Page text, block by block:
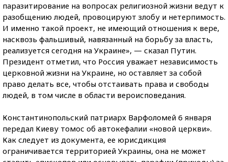
паразитирование на вопросах религиозной жизни ведут к
разобщению людей, провоцируют злобу и нетерпимость.
И именно такой проект, не имеющий отношения к вере,
насквозь фальшивый, навязанный на борьбу за власть,
реализуется сегодня на Украине», — сказал Путин.
Президент отметил, что Россия уважает независимость
церковной жизни на Украине, но оставляет за собой
право делать все, чтобы отстаивать права и свободы
людей, в том числе в области вероисповедания.
Константинопольский патриарх Варфоломей 6 января
передал Киеву томос об автокефалии «новой церкви».
Как следует из документа, ее юрисдикция
ограничивается территорией Украины, она не может